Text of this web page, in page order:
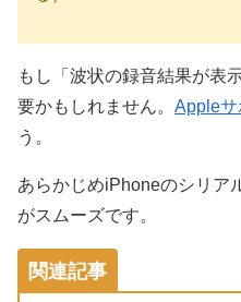
もし「波状の録音結果が表
要かもしれません。 Appleサ
う。
あらかじめiPhoneのシリア
がスムーズです。
関連記事